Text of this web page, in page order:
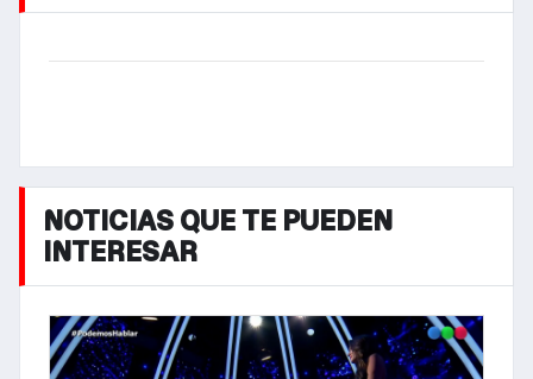
NOTICIAS QUE TE PUEDEN
INTERESAR